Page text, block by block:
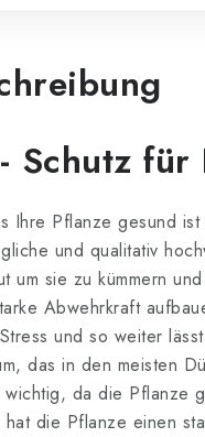
Schutz für
Ihre Pflanze gesund
und qualitativ
um sie zu kümmern
Abwehrkraft
und so weiter
das in den meisten
da die Pflanze
die Pflanze einen